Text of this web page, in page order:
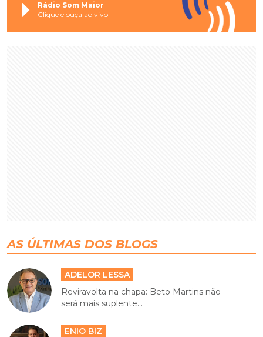
Rádio Som Maior
Clique e ouça ao vivo
AS ÚLTIMAS DOS BLOGS
ADELOR LESSA
Reviravolta na chapa: Beto Martins não
será mais suplente...
ENIO BIZ